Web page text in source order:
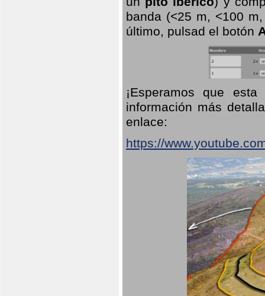
banda (<25 m, <100
último, pulsad el botón
¡Esperamos que
información más
enlace:
https://